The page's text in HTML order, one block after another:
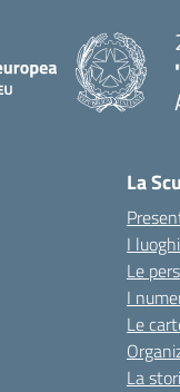
La
I luoghi
Le
I
Le
La